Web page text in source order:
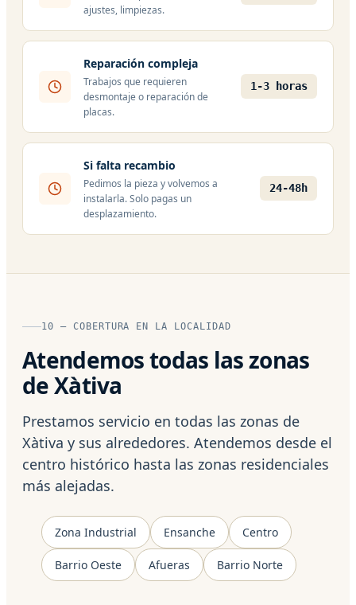
ajustes, limpiezas.
Reparación compleja
Trabajos que requieren
desmontaje o reparación de
placas.
1-3 horas
Si falta recambio
Pedimos la pieza y volvemos a
instalarla. Solo pagas un
desplazamiento.
24-48h
10 — COBERTURA EN LA LOCALIDAD
Atendemos todas las zonas
de Xàtiva
Prestamos servicio en todas las zonas de
Xàtiva y sus alrededores. Atendemos desde el
centro histórico hasta las zonas residenciales
más alejadas.
Zona Industrial Ensanche Centro
Barrio Oeste Afueras Barrio Norte